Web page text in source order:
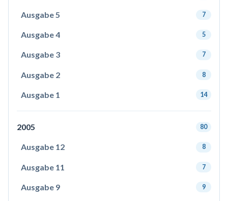
Ausgabe 5 7
Ausgabe 4 5
Ausgabe 3 7
Ausgabe 2 8
Ausgabe 1 14
2005 80
Ausgabe 12 8
Ausgabe 11 7
Ausgabe 9 9